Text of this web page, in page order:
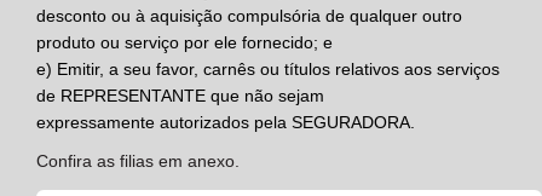
desconto ou à aquisição compulsória de qualquer outro
produto ou serviço por ele fornecido; e
e) Emitir, a seu favor, carnês ou títulos relativos aos serviços
de REPRESENTANTE que não sejam
expressamente autorizados pela SEGURADORA.
Confira as filias em anexo.